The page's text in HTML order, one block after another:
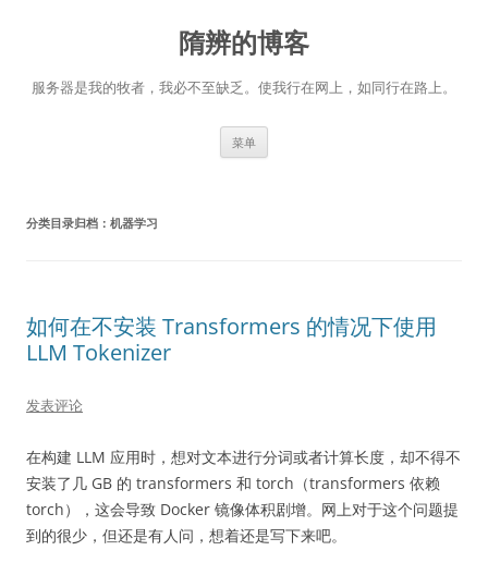
隋辨的博客
服务器是我的牧者，我必不至缺乏。使我行在网上，如同行在路上。
菜单
分类目录归档： 机器学习
如何在不安装 Transformers 的情况下使用
LLM Tokenizer
发表评论
在构建 LLM 应用时，想对文本进行分词或者计算长度，却不得不
安装了几 GB 的 transformers 和 torch（transformers 依赖
torch），这会导致 Docker 镜像体积剧增。网上对于这个问题提
到的很少，但还是有人问，想着还是写下来吧。